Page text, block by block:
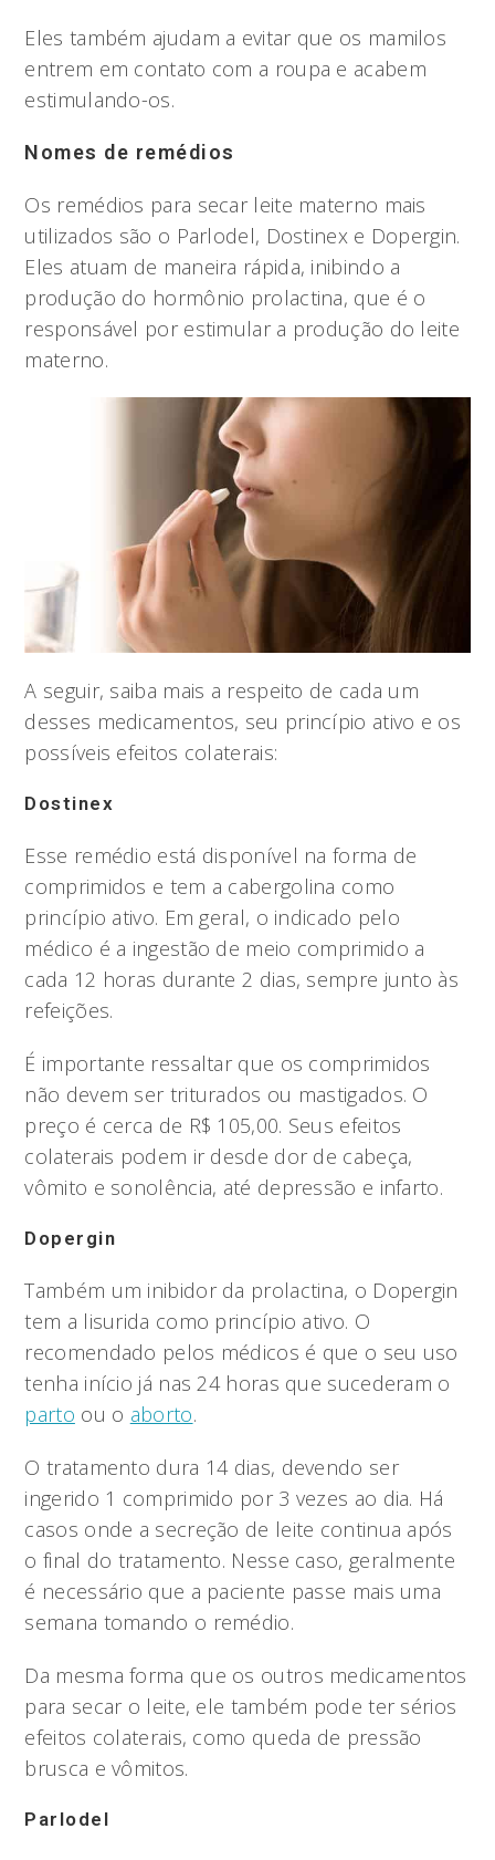
Eles também ajudam a evitar que os mamilos
entrem em contato com a roupa e acabem
estimulando-os.
Nomes de remédios
Os remédios para secar leite materno mais
utilizados são o Parlodel, Dostinex e Dopergin.
Eles atuam de maneira rápida, inibindo a
produção do hormônio prolactina, que é o
responsável por estimular a produção do leite
materno.
A seguir, saiba mais a respeito de cada um
desses medicamentos, seu princípio ativo e os
possíveis efeitos colaterais:
Dostinex
Esse remédio está disponível na forma de
comprimidos e tem a cabergolina como
princípio ativo. Em geral, o indicado pelo
médico é a ingestão de meio comprimido a
cada 12 horas durante 2 dias, sempre junto às
refeições.
É importante ressaltar que os comprimidos
não devem ser triturados ou mastigados. O
preço é cerca de R$ 105,00. Seus efeitos
colaterais podem ir desde dor de cabeça,
vômito e sonolência, até depressão e infarto.
Dopergin
Também um inibidor da prolactina, o Dopergin
tem a lisurida como princípio ativo. O
recomendado pelos médicos é que o seu uso
tenha início já nas 24 horas que sucederam o
parto ou o aborto.
O tratamento dura 14 dias, devendo ser
ingerido 1 comprimido por 3 vezes ao dia. Há
casos onde a secreção de leite continua após
o final do tratamento. Nesse caso, geralmente
é necessário que a paciente passe mais uma
semana tomando o remédio.
Da mesma forma que os outros medicamentos
para secar o leite, ele também pode ter sérios
efeitos colaterais, como queda de pressão
brusca e vômitos.
Parlodel